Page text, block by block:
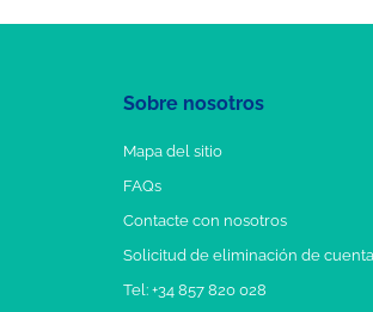
Sobre nosotros
Mapa del sitio
FAQs
Contacte con nosotros
Solicitud de eliminación de cuenta
Tel: +34 857 820 028